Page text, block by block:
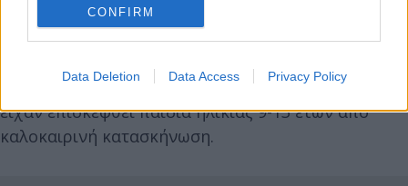
CONFIRM
Data Deletion Data Access Privacy Policy
Το κέντρο ιππασίας όπου σημειώθηκε το ατύχημα
είχαν επισκεφθεί παιδιά ηλικίας 9-13 ετών από
καλοκαιρινή κατασκήνωση.